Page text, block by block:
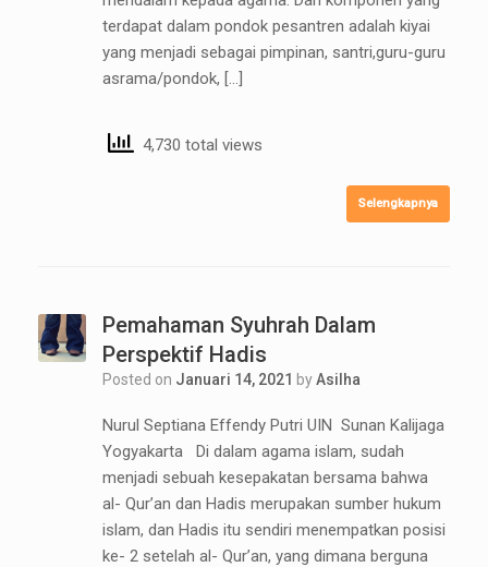
terdapat dalam pondok pesantren adalah kiyai
yang menjadi sebagai pimpinan, santri,guru-guru
asrama/pondok, […]
4,730 total views
Selengkapnya
Pemahaman Syuhrah Dalam
Perspektif Hadis
Posted on Januari 14, 2021 byAsilha
Nurul Septiana Effendy Putri UIN Sunan Kalijaga
Yogyakarta Di dalam agama islam, sudah
menjadi sebuah kesepakatan bersama bahwa
al- Qur’an dan Hadis merupakan sumber hukum
islam, dan Hadis itu sendiri menempatkan posisi
ke- 2 setelah al- Qur’an, yang dimana berguna